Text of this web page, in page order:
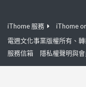
iThome 服務 iThome
電週文化事業版權所有、
服務信箱
隱私權聲明與